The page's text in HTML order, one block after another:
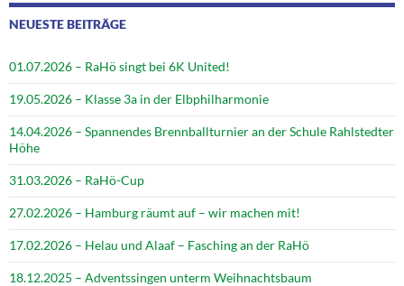
NEUESTE BEITRÄGE
01.07.2026 – RaHö singt bei 6K United!
19.05.2026 – Klasse 3a in der Elbphilharmonie
14.04.2026 – Spannendes Brennballturnier an der Schule Rahlstedter
Höhe
31.03.2026 – RaHö-Cup
27.02.2026 – Hamburg räumt auf – wir machen mit!
17.02.2026 – Helau und Alaaf – Fasching an der RaHö
18.12.2025 – Adventssingen unterm Weihnachtsbaum